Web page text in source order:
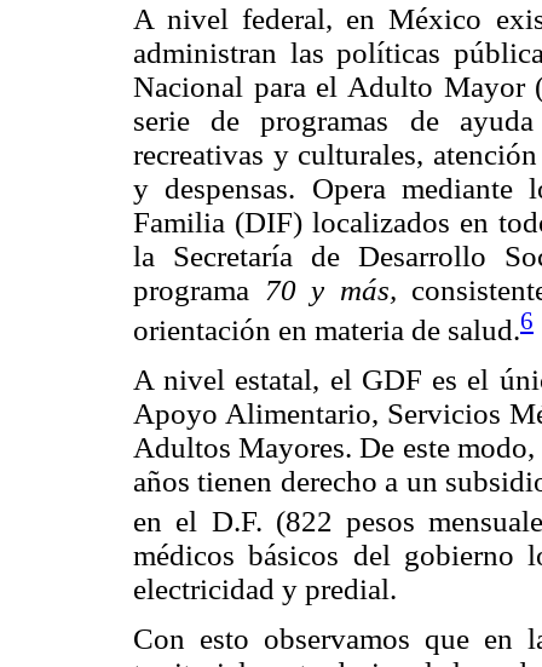
A nivel federal, en México
administran las políticas
Nacional para el Adulto Mayor
serie de programas de
recreativas y culturales,
y despensas. Opera
Familia (DIF) localizados en
la Secretaría de Desarrollo
programa 70 y más,
orientación en materia de salud.6
A nivel estatal, el GDF es el
Apoyo Alimentario, Servicios
Adultos Mayores. De este
años tienen derecho a un
en el D.F. (822 pesos
médicos básicos del gobierno
electricidad y predial.
Con esto observamos que